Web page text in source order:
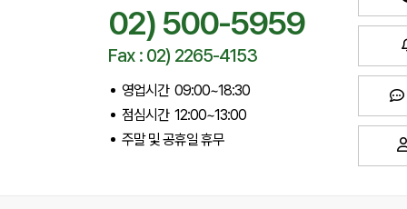
02) 500-5959
Fax : 02) 2265-4153
영업시간 09:00~18:30
점심시간 12:00~13:00
주말 및 공휴일 휴무